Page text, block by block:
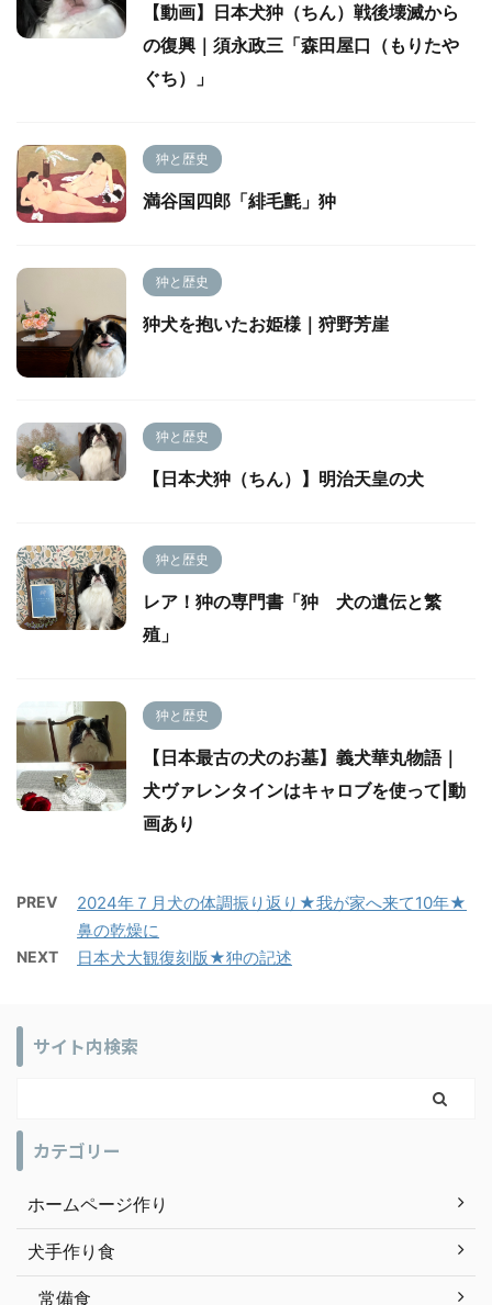
【動画】日本犬狆（ちん）戦後壊滅から
の復興｜須永政三「森田屋口（もりたや
ぐち）」
狆と歴史
満谷国四郎「緋毛氈」狆
狆と歴史
狆犬を抱いたお姫様｜狩野芳崖
狆と歴史
【日本犬狆（ちん）】明治天皇の犬
狆と歴史
レア！狆の専門書「狆 犬の遺伝と繁
殖」
狆と歴史
【日本最古の犬のお墓】義犬華丸物語｜
犬ヴァレンタインはキャロブを使って|動
画あり
PREV
2024年７月犬の体調振り返り★我が家へ来て10年★
鼻の乾燥に
NEXT 日本犬大観復刻版★狆の記述
サイト内検索
カテゴリー
ホームページ作り
犬手作り食
常備食